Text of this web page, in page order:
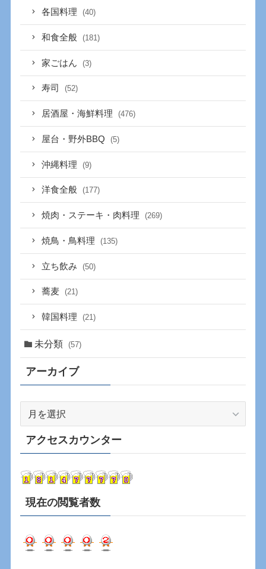
各国料理 (40)
和食全般 (181)
家ごはん (3)
寿司 (52)
居酒屋・海鮮料理 (476)
屋台・野外BBQ (5)
沖縄料理 (9)
洋食全般 (177)
焼肉・ステーキ・肉料理 (269)
焼鳥・鳥料理 (135)
立ち飲み (50)
蕎麦 (21)
韓国料理 (21)
未分類 (57)
アーカイブ
カ
イ
アクセスカウンター
現在の閲覧者数